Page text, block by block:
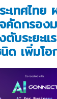
เทศไทย
คัดกรอง
ตับระย
ด เพิ่มโ